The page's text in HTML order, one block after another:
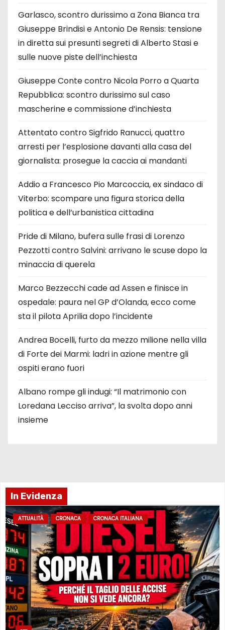
Garlasco, scontro durissimo a Zona Bianca tra
Giuseppe Brindisi e Antonio De Rensis: tensione
in diretta sui presunti segreti di Alberto Stasi e
sulle nuove piste dell’inchiesta
Giuseppe Conte contro Nicola Porro a Quarta
Repubblica: scontro durissimo sul caso
mascherine e commissione d’inchiesta
Attentato contro Sigfrido Ranucci, quattro
arresti per l’esplosione davanti alla casa del
giornalista: prosegue la caccia ai mandanti
Addio a Francesco Pio Marcoccia, ex sindaco di
Viterbo: scompare una figura storica della
politica e dell’urbanistica cittadina
Pride di Milano, bufera sulle frasi di Lorenzo
Pezzotti contro Salvini: arrivano le scuse dopo la
minaccia di querela
Marco Bezzecchi cade ad Assen e finisce in
ospedale: paura nel GP d’Olanda, ecco come
sta il pilota Aprilia dopo l’incidente
Andrea Bocelli, furto da mezzo milione nella villa
di Forte dei Marmi: ladri in azione mentre gli
ospiti erano fuori
Albano rompe gli indugi: “Il matrimonio con
Loredana Lecciso arriva”, la svolta dopo anni
insieme
In Evidenza
ATTUALITÀ CRONACA CRONACA ITALIANA